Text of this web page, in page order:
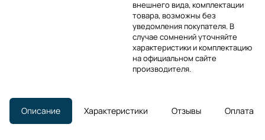
внешнего вида, комплектации
товара, возможны без
уведомления покупателя. В
случае сомнений уточняйте
характеристики и комплектацию
на официальном сайте
производителя.
Описание Характеристики Отзывы Оплата